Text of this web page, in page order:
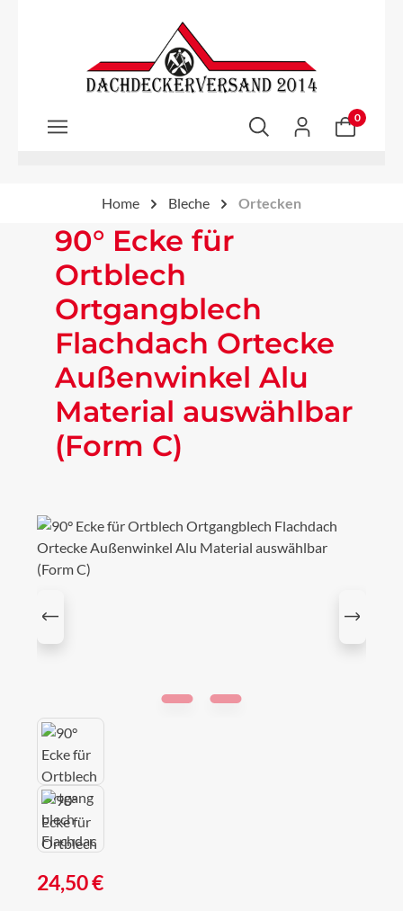
Zum Hauptinhalt springen
0
Home Bleche Ortecken
90° Ecke für
Ortblech
Ortgangblech
Flachdach Ortecke
Außenwinkel Alu
Material auswählbar
(Form C)
Bildergalerie überspringen
Regulärer Preis:
24,50 €